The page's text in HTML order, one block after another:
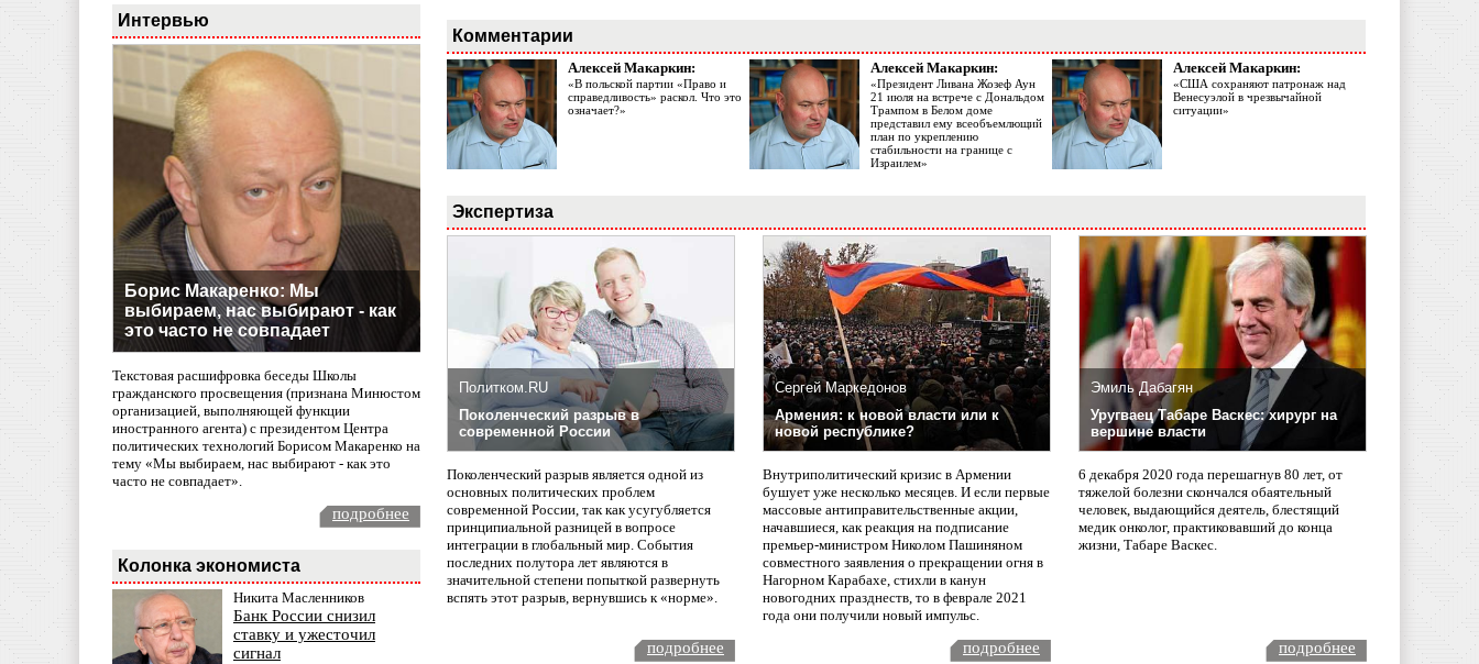
Интервью
Борис Макаренко: Мы
выбираем, нас выбирают - как
это часто не совпадает
Текстовая расшифровка беседы Школы
гражданского просвещения (признана Минюстом
организацией, выполняющей функции
иностранного агента) с президентом Центра
политических технологий Борисом Макаренко на
тему «Мы выбираем, нас выбирают - как это
часто не совпадает».
подробнее
Колонка экономиста
Никита Масленников
Банк России снизил
ставку и ужесточил
сигнал
Комментарии
Алексей Макаркин:
«В польской партии «Право и
справедливость» раскол. Что это
означает?»
Алексей Макаркин:
«Президент Ливана Жозеф Аун
21 июля на встрече с Дональдом
Трампом в Белом доме
представил ему всеобъемлющий
план по укреплению
стабильности на границе с
Израилем»
Алексей Макаркин:
«США сохраняют патронаж над
Венесуэлой в чрезвычайной
ситуации»
Экспертиза
Политком.RU
Поколенческий разрыв в
современной России
Поколенческий разрыв является одной из
основных политических проблем
современной России, так как усугубляется
принципиальной разницей в вопросе
интеграции в глобальный мир. События
последних полутора лет являются в
значительной степени попыткой развернуть
вспять этот разрыв, вернувшись к «норме».
Сергей Маркедонов
Армения: к новой власти или к
новой республике?
Внутриполитический кризис в Армении
бушует уже несколько месяцев. И если первые
массовые антиправительственные акции,
начавшиеся, как реакция на подписание
премьер-министром Николом Пашиняном
совместного заявления о прекращении огня в
Нагорном Карабахе, стихли в канун
новогодних празднеств, то в феврале 2021
года они получили новый импульс.
Эмиль Дабагян
Уругваец Табаре Васкес: хирург на
вершине власти
6 декабря 2020 года перешагнув 80 лет, от
тяжелой болезни скончался обаятельный
человек, выдающийся деятель, блестящий
медик онколог, практиковавший до конца
жизни, Табаре Васкес.
подробнее подробнее подробнее